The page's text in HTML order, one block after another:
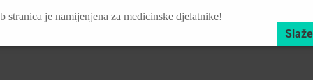
stranica je namijenjena za medicinske djelatnike!